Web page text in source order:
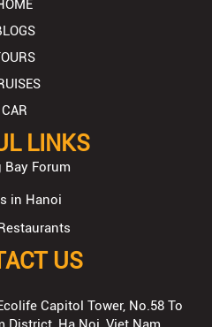
CAR
LINKS
Bay Forum
in Hanoi
US
Capitol Tower, No.58 To